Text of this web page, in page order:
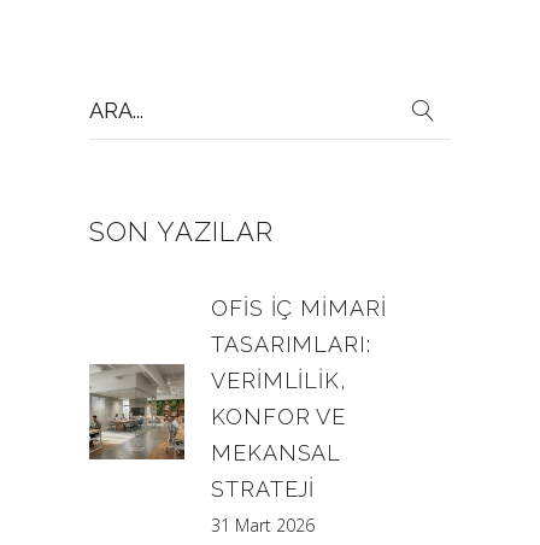
for:
SON YAZILAR
OFIS İÇ MIMARI
TASARIMLARI:
VERIMLILIK,
KONFOR VE
MEKANSAL
STRATEJI
31 Mart 2026